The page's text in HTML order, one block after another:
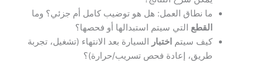
ما نطاق العمل: هل هو توضيب كامل أم جزئي؟ وما
القطع التي سيتم استبدالها أو فحصها؟
كيف سيتم اختبار السيارة بعد الانتهاء (تشغيل، تجربة
طريق، إعادة فحص تسريب/حرارة)؟